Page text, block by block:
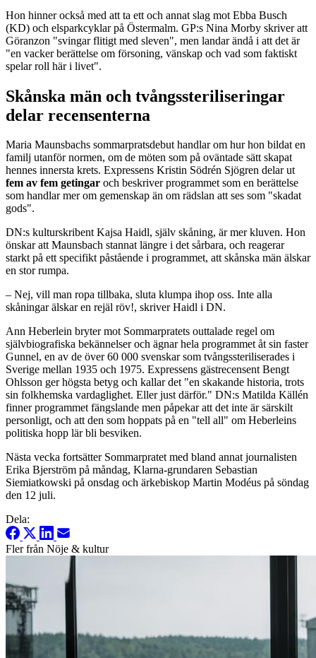
Hon hinner också med att ta ett och annat slag mot Ebba Busch
(KD) och elsparkcyklar på Östermalm. GP:s Nina Morby skriver att
Göranzon "svingar flitigt med sleven", men landar ändå i att det är
"en vacker berättelse om försoning, vänskap och vad som faktiskt
spelar roll här i livet".
Skånska män och tvångssteriliseringar
delar recensenterna
Maria Maunsbachs sommarpratsdebut handlar om hur hon bildat en
familj utanför normen, om de möten som på oväntade sätt skapat
hennes innersta krets. Expressens Kristin Södrén Sjögren delar ut
fem av fem getingar och beskriver programmet som en berättelse
som handlar mer om gemenskap än om rädslan att ses som "skadat
gods".
DN:s kulturskribent Kajsa Haidl, själv skåning, är mer kluven. Hon
önskar att Maunsbach stannat längre i det sårbara, och reagerar
starkt på ett specifikt påstående i programmet, att skånska män älskar
en stor rumpa.
– Nej, vill man ropa tillbaka, sluta klumpa ihop oss. Inte alla
skåningar älskar en rejäl röv!, skriver Haidl i DN.
Ann Heberlein bryter mot Sommarpratets outtalade regel om
självbiografiska bekännelser och ägnar hela programmet åt sin faster
Gunnel, en av de över 60 000 svenskar som tvångssteriliserades i
Sverige mellan 1935 och 1975. Expressens gästrecensent Bengt
Ohlsson ger högsta betyg och kallar det "en skakande historia, trots
sin folkhemska vardaglighet. Eller just därför." DN:s Matilda Källén
finner programmet fängslande men påpekar att det inte är särskilt
personligt, och att den som hoppats på en "tell all" om Heberleins
politiska hopp lär bli besviken.
Nästa vecka fortsätter Sommarpratet med bland annat journalisten
Erika Bjerström på måndag, Klarna-grundaren Sebastian
Siemiatkowski på onsdag och ärkebiskop Martin Modéus på söndag
den 12 juli.
Dela:
Fler från Nöje & kultur